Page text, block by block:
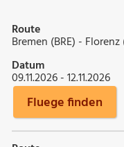
Route
Bremen (BRE) - Florenz
Datum
09.11.2026 - 12.11.2026
Fluege finden